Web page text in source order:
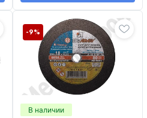
В наличии
-9%